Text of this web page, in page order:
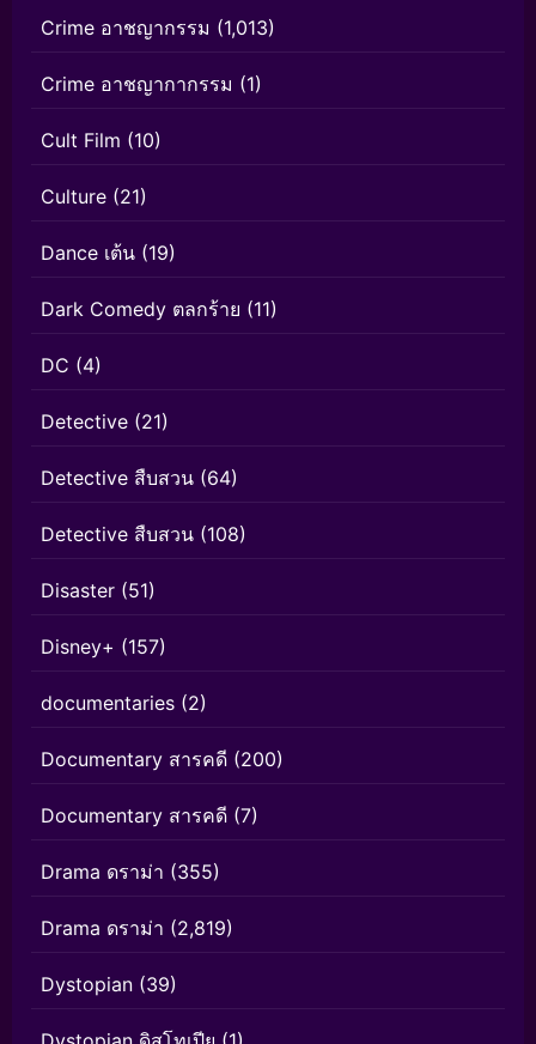
Crime อาชญากรรม (1,013)
Crime อาชญากากรรม (1)
Cult Film (10)
Culture (21)
Dance เต้น (19)
Dark Comedy ตลกร้าย (11)
DC (4)
Detective (21)
Detective สืบสวน (64)
Detective สืบสวน (108)
Disaster (51)
Disney+ (157)
documentaries (2)
Documentary สารคดี (200)
Documentary สารคดี (7)
Drama ดราม่า (355)
Drama ดราม่า (2,819)
Dystopian (39)